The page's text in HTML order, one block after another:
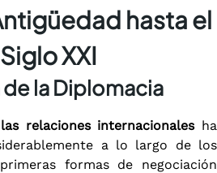
hasta el
Siglo XXI
de la Diplomacia
relaciones internacionalesha
a lo largo de los
formas de negociación